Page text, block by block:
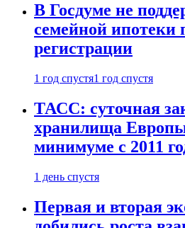
В Госдуме не
семейной ипотеки
регистрации
1 год спустя1 год спустя
ТАСС: суточная
хранилища
минимуме с 2011
1 день спустя
Первая и вторая